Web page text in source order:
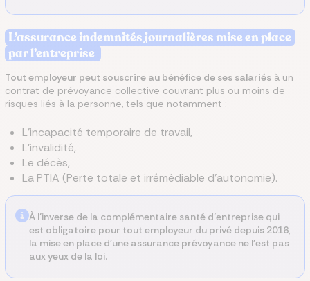
L’assurance indemnités journalières mise en place
par l’entreprise
Tout employeur peut souscrire au bénéfice de ses salariés à un
contrat de prévoyance collective couvrant plus ou moins de
risques liés à la personne, tels que notamment :
L’incapacité temporaire de travail,
L’invalidité,
Le décès,
La PTIA (Perte totale et irrémédiable d’autonomie).
À l’inverse de la complémentaire santé d’entreprise qui
est obligatoire pour tout employeur du privé depuis 2016,
la mise en place d’une assurance prévoyance ne l’est pas
aux yeux de la loi.